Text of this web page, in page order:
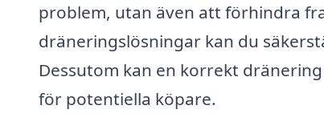
problem, utan även att förhindra
dräneringslösningar kan du
Dessutom kan en korrekt
för potentiella köpare.